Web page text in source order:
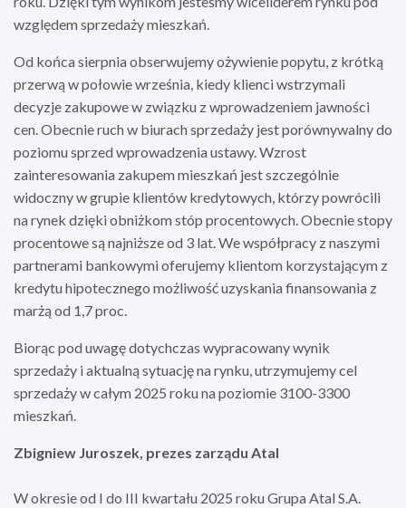
względem sprzedaży mieszkań.
Od końca sierpnia obserwujemy ożywienie popytu, z krótką
przerwą w połowie września, kiedy klienci wstrzymali
decyzje zakupowe w związku z wprowadzeniem jawności
cen. Obecnie ruch w biurach sprzedaży jest porównywalny do
poziomu sprzed wprowadzenia ustawy. Wzrost
zainteresowania zakupem mieszkań jest szczególnie
widoczny w grupie klientów kredytowych, którzy powrócili
na rynek dzięki obniżkom stóp procentowych. Obecnie stopy
procentowe są najniższe od 3 lat. We współpracy z naszymi
partnerami bankowymi oferujemy klientom korzystającym z
kredytu hipotecznego możliwość uzyskania finansowania z
marżą od 1,7 proc.
Biorąc pod uwagę dotychczas wypracowany wynik
sprzedaży i aktualną sytuację na rynku, utrzymujemy cel
sprzedaży w całym 2025 roku na poziomie 3100-3300
mieszkań.
Zbigniew Juroszek, prezes zarządu Atal
W okresie od I do III kwartału 2025 roku Grupa Atal S.A.